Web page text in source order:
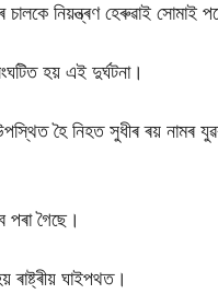
নিয়ন্ত্ৰণ হেৰুৱাই
হয় এই দুৰ্ঘটনা।
হৈ নিহত সুধীৰ ৰয় নামৰ
পৰা গৈছে।
ৰাষ্ট্ৰীয় ঘাইপথত।